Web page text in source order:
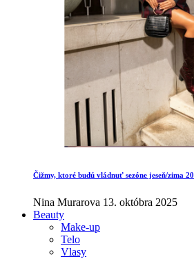
Čižmy, ktoré budú vládnuť sezóne jeseň/zima
Nina Murarova 13. októbra 2025
Beauty
Make-up
Telo
Vlasy